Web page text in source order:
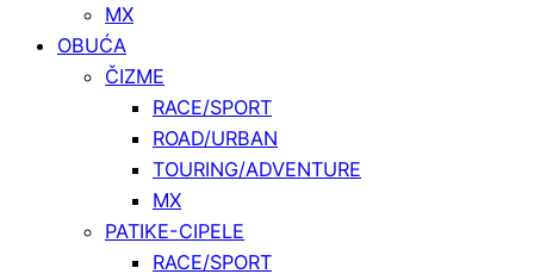
MX
OBUĆA
ČIZME
RACE/SPORT
ROAD/URBAN
TOURING/ADVENTURE
MX
PATIKE-CIPELE
RACE/SPORT